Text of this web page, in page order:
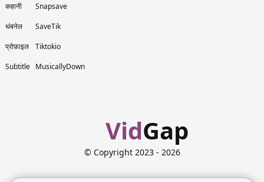
कहानी
थंबनेल
प्रोफ़ाइल
Subtitle
Snapsave
SaveTik
Tiktokio
MusicallyDown
VidGap
© Copyright 2023 - 2026